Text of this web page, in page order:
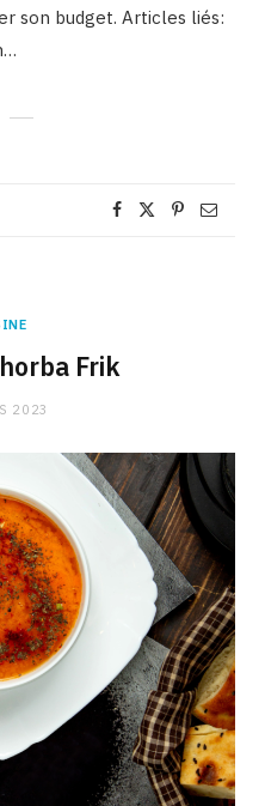
son budget. Articles liés:
Frik
2023